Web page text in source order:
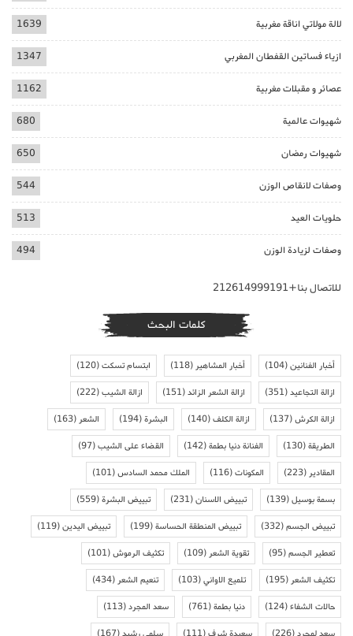
لالة مولاتي اناقة مغربية 1639
ازياء فساتين القفطان المغربي 1347
عصائر و مقبلات مغربية 1162
شهيوات عالمية 680
شهيوات رمضان 650
وصفات لانقاص الوزن 544
حلويات العيد 513
وصفات لزيادة الوزن 494
للاتصال بنا+212614999191
كلمات البحث
أخبار الفنانين(104) أخبار المشاهير(118) ابتسام تسكت(120)
ازالة التجاعيد(351) ازالة الشعر الزائد(151) ازالة الشيب(222)
ازالة الكرش(137) ازالة الكلف(140) البشرة(194) الشعر(163)
الطريقة(130) الفنانة دنيا بطمة(142) القضاء على الشيب(97)
المقادير(223) المكونات(116) الملك محمد السادس(101)
بسمة بوسيل(139) تبييض الاسنان(231) تبييض البشرة(559)
تبييض الجسم(332) تبييض المنطقة الحساسة(199) تبييض اليدين(119)
تعطير الجسم(95) تقوية الشعر(109) تكثيف الرموش(101)
تكثيف الشعر(195) تلميع الاواني(103) تنعيم الشعر(434)
حالات الشفاء(124) دنيا بطمة(761) سعد المجرد(113)